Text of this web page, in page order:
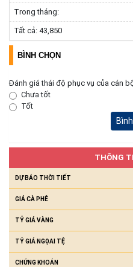
Trong tháng:
Tất cả: 43,850
BÌNH CHỌN
Đánh giá thái độ phục vụ của cán
Chưa tốt
Tốt
THÔNG
DỰ BÁO THỜI TIẾT
GIÁ CÀ PHÊ
TỶ GIÁ VÀNG
TỶ GIÁ NGỌAI TỆ
CHỨNG KHOÁN
các thôn sau sắp xếp
(30/07/2026)